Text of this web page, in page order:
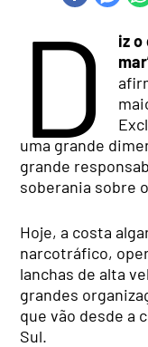
D
iz o
uma grande
grande
soberania sobre
Hoje, a costa
narcotráfico,
lanchas de alta
grandes
que vão desde a
Sul.